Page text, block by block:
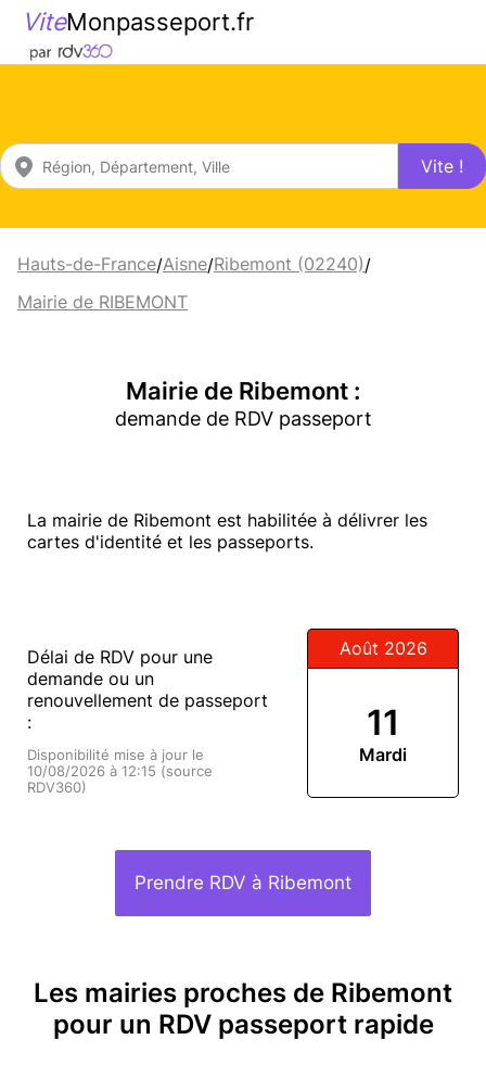
ViteMonpasseport.fr
Vite !
Hauts-de-France/Aisne/Ribemont (02240)/
Mairie de RIBEMONT
Mairie de Ribemont :
demande de RDV passeport
La mairie de Ribemont est habilitée à délivrer les
cartes d'identité et les passeports.
Délai de RDV pour une
demande ou un
renouvellement de passeport
:
Disponibilité mise à jour le
10/08/2026 à 12:15 (source
RDV360)
Août 2026
11
Mardi
Prendre RDV à Ribemont
Les mairies proches de Ribemont
pour un RDV passeport rapide